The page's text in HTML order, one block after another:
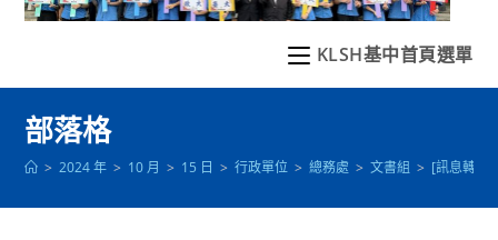
KLSH基中首頁選單
部落格
> 2024 年 > 10 月 > 15 日 > 行政單位 > 總務處 > 文書組 > [訊息轉知]